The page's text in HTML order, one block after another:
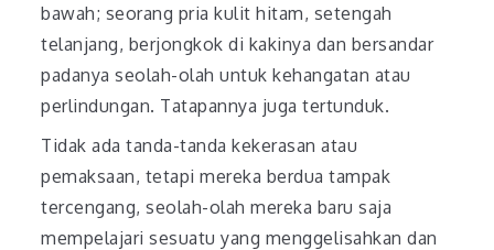
bawah; seorang pria kulit hitam, setengah
telanjang, berjongkok di kakinya dan bersandar
padanya seolah-olah untuk kehangatan atau
perlindungan. Tatapannya juga tertunduk.
Tidak ada tanda-tanda kekerasan atau
pemaksaan, tetapi mereka berdua tampak
tercengang, seolah-olah mereka baru saja
mempelajari sesuatu yang menggelisahkan dan